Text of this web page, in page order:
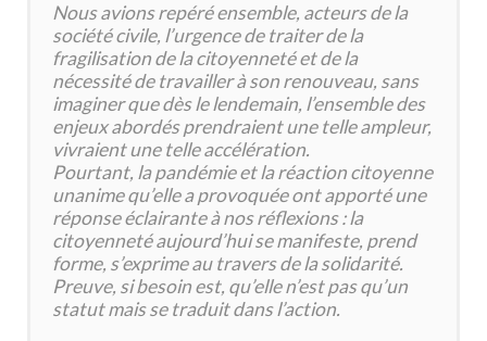
Nous avions repéré ensemble, acteurs de la
société civile, l’urgence de traiter de la
fragilisation de la citoyenneté et de la
nécessité de travailler à son renouveau, sans
imaginer que dès le lendemain, l’ensemble des
enjeux abordés prendraient une telle ampleur,
vivraient une telle accélération.
Pourtant, la pandémie et la réaction citoyenne
unanime qu’elle a provoquée ont apporté une
réponse éclairante à nos réflexions : la
citoyenneté aujourd’hui se manifeste, prend
forme, s’exprime au travers de la solidarité.
Preuve, si besoin est, qu’elle n’est pas qu’un
statut mais se traduit dans l’action.